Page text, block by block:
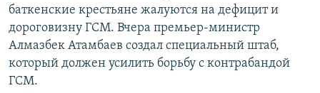
баткенские крестьяне жалуются на дефицит и
дороговизну ГСМ. Вчера премьер-министр
Алмазбек Атамбаев создал специальный штаб,
который должен усилить борьбу с контрабандой
ГСМ.